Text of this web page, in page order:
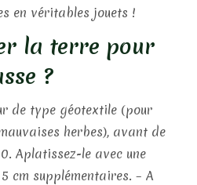
en véritables jouets !
la terre pour
?
de type géotextile (pour
herbes), avant de
Aplatissez-le avec une
cm supplémentaires. – A